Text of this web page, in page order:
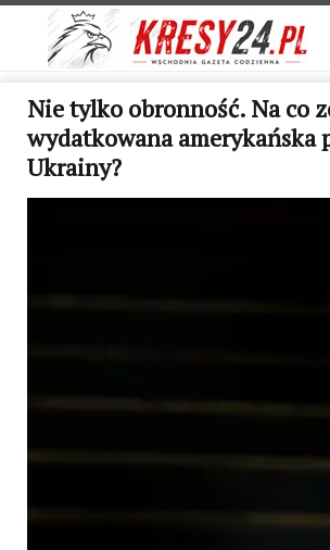
Nie tylko obronność. Na co
wydatkowana amerykańska
Ukrainy?